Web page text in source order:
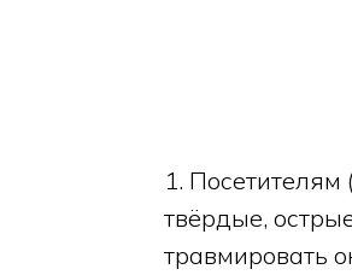
1.
твёрдые,
травмировать